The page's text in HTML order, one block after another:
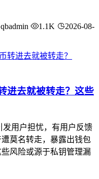
qbadmin 1.1K
2026-08-
进去就被转走？这些
发用户担忧，有用户反馈
莫名转走，暴露出钱包
风险或源于私钥管理漏